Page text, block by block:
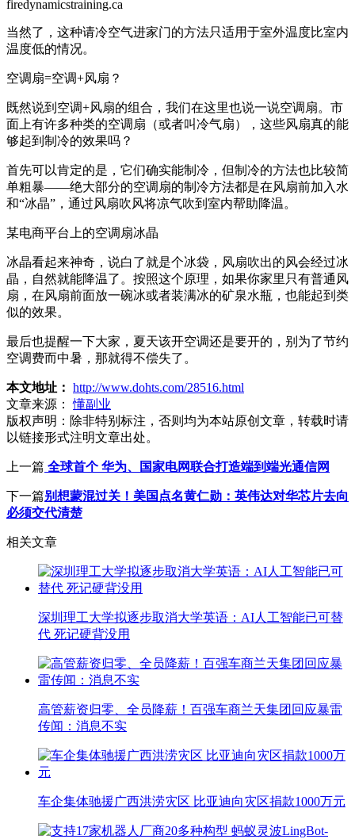
firedynamicstraining.ca
当然了，这种请冷空气进家门的方法只适用于室外温度比室内
温度低的情况。
空调扇=空调+风扇？
既然说到空调+风扇的组合，我们在这里也说一说空调扇。市
面上有许多种类的空调扇（或者叫冷气扇），这些风扇真的能
够起到制冷的效果吗？
首先可以肯定的是，它们确实能制冷，但制冷的方法也比较简
单粗暴——绝大部分的空调扇的制冷方法都是在风扇前加入水
和“冰晶”，通过风扇吹风将凉气吹到室内帮助降温。
某电商平台上的空调扇冰晶
冰晶看起来神奇，说白了就是个冰袋，风扇吹出的风会经过冰
晶，自然就能降温了。按照这个原理，如果你家里只有普通风
扇，在风扇前面放一碗冰或者装满冰的矿泉水瓶，也能起到类
似的效果。
最后也提醒一下大家，夏天该开空调还是要开的，别为了节约
空调费而中暑，那就得不偿失了。
本文地址： http://www.dohts.com/28516.html
文章来源：
懂副业
版权声明： 除非特别标注，否则均为本站原创文章，转载时请
以链接形式注明文章出处。
上一篇 全球首个 华为、国家电网联合打造端到端光通信网
下一篇别想蒙混过关！美国点名黄仁勋：英伟达对华芯片去向
必须交代清楚
相关文章
深圳理工大学拟逐步取消大学英语：AI人工智能已可替
代 死记硬背没用
高管薪资归零、全员降薪！百强车商兰天集团回应暴雷
传闻：消息不实
车企集体驰援广西洪涝灾区 比亚迪向灾区捐款1000万元